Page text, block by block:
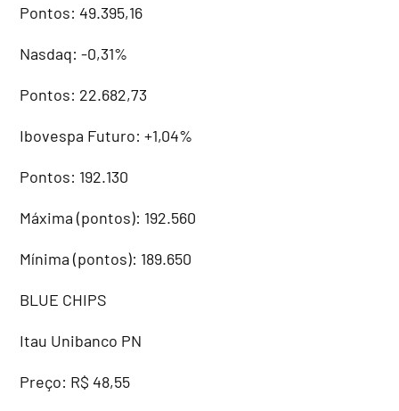
Pontos: 49.395,16
Nasdaq: -0,31%
Pontos: 22.682,73
Ibovespa Futuro: +1,04%
Pontos: 192.130
Máxima (pontos): 192.560
Mínima (pontos): 189.650
BLUE CHIPS
Itau Unibanco PN
Preço: R$ 48,55